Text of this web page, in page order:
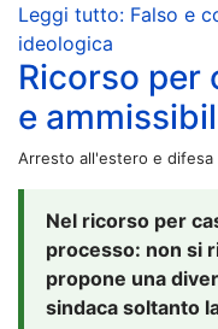
Leggi tutto: Falso e
ideologica
Ricorso per
e
Arresto all'estero e difesa
Nel ricorso per
processo: non si
propone una
sindaca soltanto